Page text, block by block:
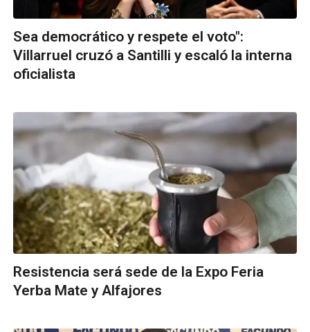
Sea democrático y respete el voto":
Villarruel cruzó a Santilli y escaló la interna
oficialista
Resistencia será sede de la Expo Feria
Yerba Mate y Alfajores